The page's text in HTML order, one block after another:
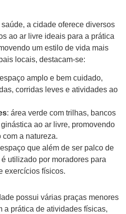
a cidade oferece diversos
ao ar livre ideais para a prática
um estilo de vida mais
locais, destacam-se:
amplo e bem cuidado,
corridas leves e atividades ao
: área verde com trilhas, bancos
ao ar livre, promovendo
com a natureza.
que além de ser palco de
utilizado por moradores para
exercícios físicos.
possui várias praças menores
a prática de atividades físicas,